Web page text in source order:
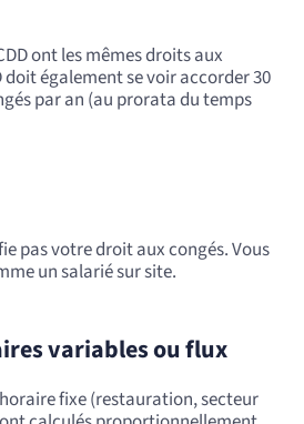
ont les mêmes droits aux
doit également se voir accorder 30
par an (au prorata du temps
pas votre droit aux congés. Vous
un salarié sur site.
variables ou flux
fixe (restauration, secteur